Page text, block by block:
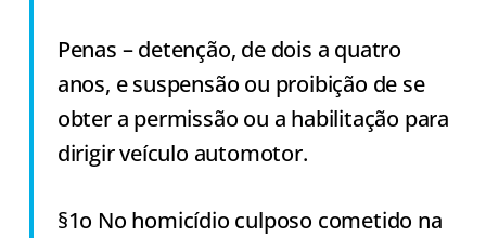
Penas – detenção, de dois a quatro
anos, e suspensão ou proibição de se
obter a permissão ou a habilitação para
dirigir veículo automotor.
§1o No homicídio culposo cometido na